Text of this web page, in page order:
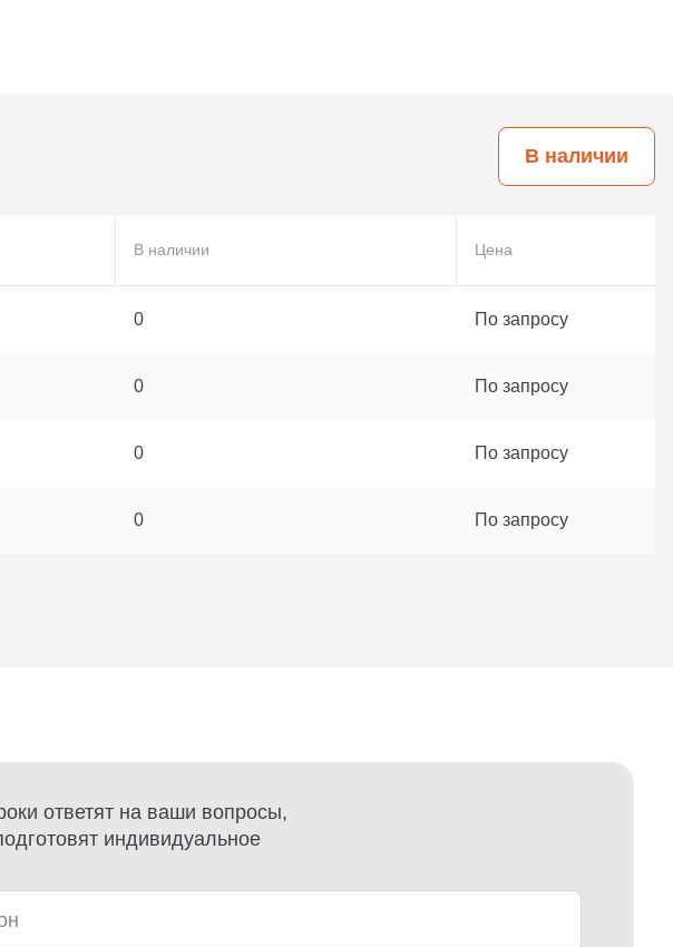
В наличии
В наличии Цена
0 По запросу
0 По запросу
0 По запросу
0 По запросу
ответят на ваши вопросы,
индивидуальное